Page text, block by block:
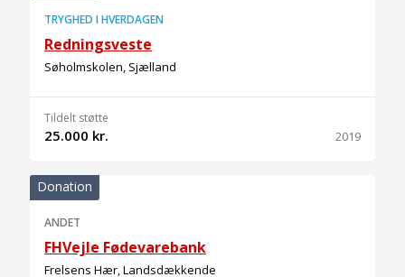
TRYGHED I HVERDAGEN
Redningsveste
Søholmskolen, Sjælland
Tildelt støtte
25.000 kr. 2019
Donation
ANDET
FHVejle Fødevarebank
Frelsens Hær, Landsdækkende